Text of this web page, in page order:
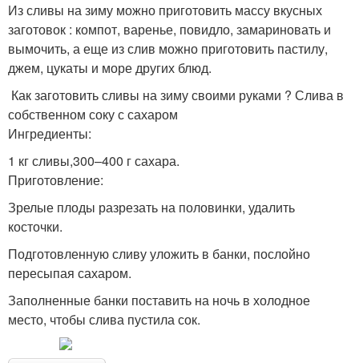
Джемы на зиму
Джемы в домашних
Компот из сливы
Компот из слив
Из сливы на зиму можно приготовить массу вкусных
заготовок : компот, варенье, повидло, замариновать и
вымочить, а еще из слив можно приготовить пастилу,
джем, цукаты и море других блюд.
Как заготовить сливы на зиму своими руками ? Слива в
собственном соку с сахаром
Ингредиенты:
1 кг сливы,300–400 г сахара.
Приготовление:
Зрелые плоды разрезать на половинки, удалить
косточки.
Подготовленную сливу уложить в банки, послойно
пересыпая сахаром.
Заполненные банки поставить на ночь в холодное
место, чтобы слива пустила сок.